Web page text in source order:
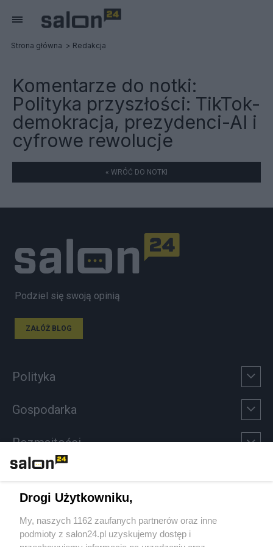
Strona główna Redakcja
Komentarze do notki:
Polityka przyszłości: TikTok-
demokracja, prezydenci-AI i
cyfrowe rewolucje
« WRÓĆ DO NOTKI
Podziel się swoją opinią
ZAŁÓŻ BLOG
Polityka
Gospodarka
Rozmaitości
Sport
Społeczeństwo
Drogi Użytkowniku,
My, naszych 1162 zaufanych partnerów oraz inne
podmioty z salon24.pl uzyskujemy dostęp i